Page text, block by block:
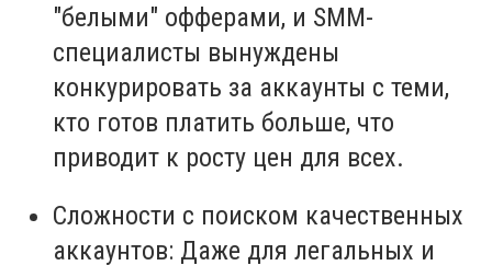
"белыми" офферами, и SMM-
специалисты вынуждены
конкурировать за аккаунты с теми,
кто готов платить больше, что
приводит к росту цен для всех.
Сложности с поиском качественных
аккаунтов: Даже для легальных и